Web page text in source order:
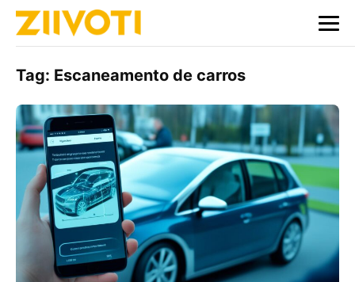
Tag: Escaneamento de carros